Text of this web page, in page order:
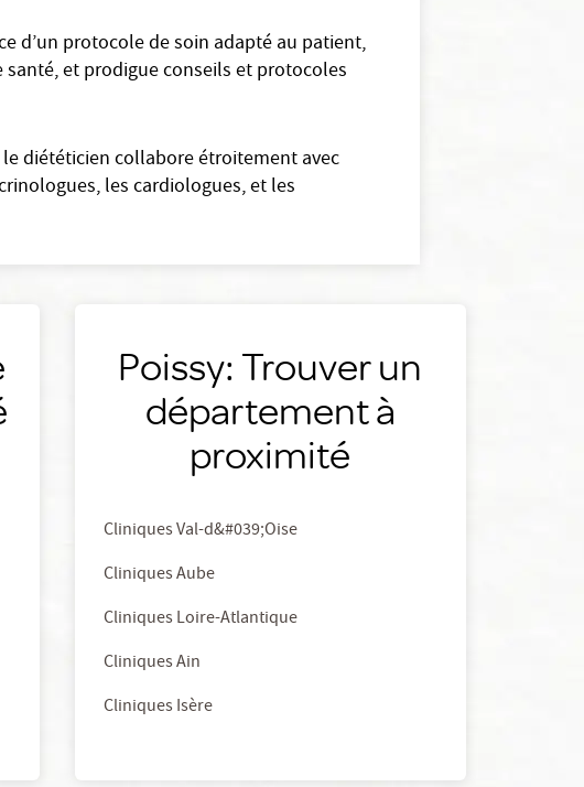
d’un protocole de soin adapté au patient,
santé, et prodigue conseils et protocoles
diététicien collabore étroitement avec
les cardiologues, et les
Poissy: Trouver un
département à
proximité
Cliniques Val-d&#039;Oise
Cliniques Aube
Cliniques Loire-Atlantique
Cliniques Ain
Cliniques Isère